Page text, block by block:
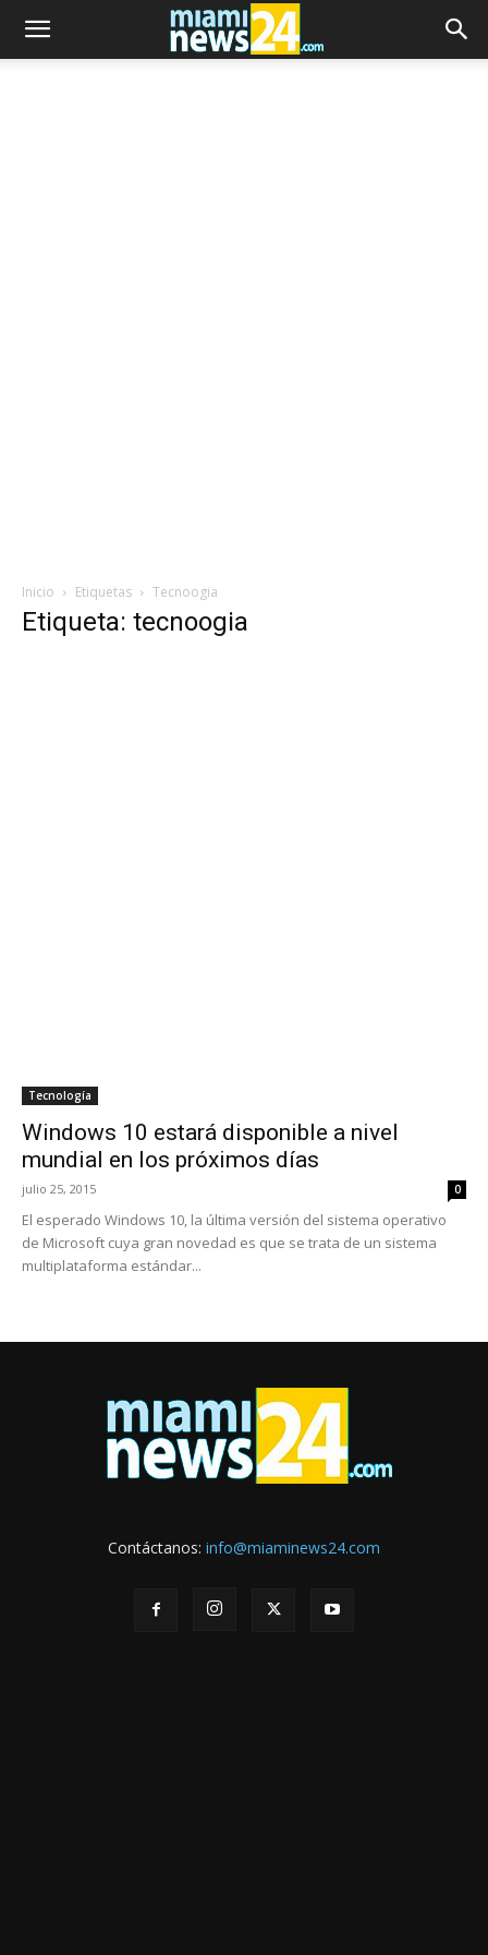
Inicio Etiquetas Tecnoogia
Etiqueta: tecnoogia
Tecnología
Windows 10 estará disponible a nivel
mundial en los próximos días
julio 25, 2015 0
El esperado Windows 10, la última versión del sistema operativo
de Microsoft cuya gran novedad es que se trata de un sistema
multiplataforma estándar...
Contáctanos: info@miaminews24.com